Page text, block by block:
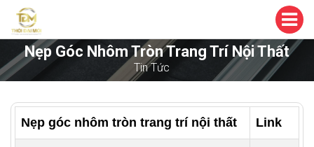
Nẹp Góc Nhôm Tròn Trang Trí Nội Thất
Tin Tức
Nẹp góc nhôm tròn trang trí nội thất Link